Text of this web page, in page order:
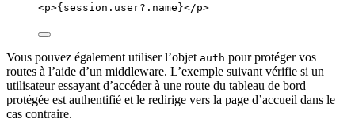
<p>{ session . user?. name }</p>
Vous pouvez également utiliser l’objet auth pour protéger vos
routes à l’aide d’un middleware. L’exemple suivant vérifie si un
utilisateur essayant d’accéder à une route du tableau de bord
protégée est authentifié et le redirige vers la page d’accueil dans le
cas contraire.